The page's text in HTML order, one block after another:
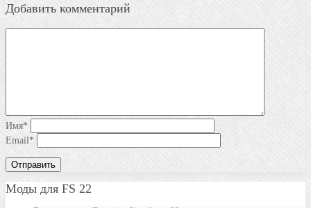
Добавить комментарий
Имя*
Email*
Моды для FS 22